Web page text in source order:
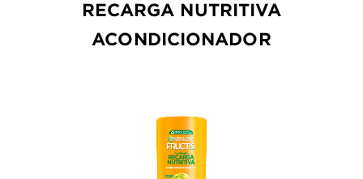
RECARGA NUTRITIVA
ACONDICIONADOR